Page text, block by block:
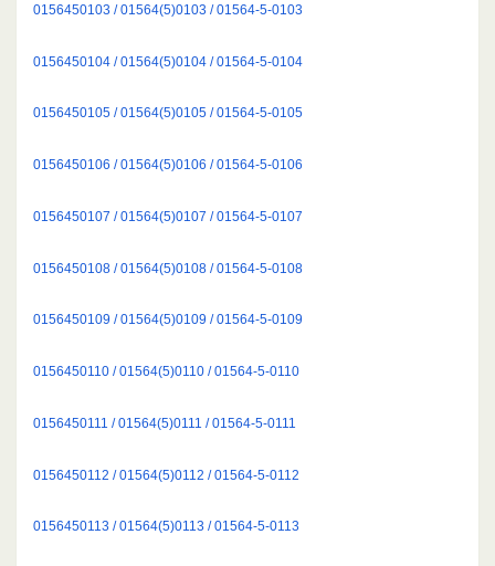
0156450103 / 01564(5)0103 / 01564-5-0103
0156450104 / 01564(5)0104 / 01564-5-0104
0156450105 / 01564(5)0105 / 01564-5-0105
0156450106 / 01564(5)0106 / 01564-5-0106
0156450107 / 01564(5)0107 / 01564-5-0107
0156450108 / 01564(5)0108 / 01564-5-0108
0156450109 / 01564(5)0109 / 01564-5-0109
0156450110 / 01564(5)0110 / 01564-5-0110
0156450111 / 01564(5)0111 / 01564-5-0111
0156450112 / 01564(5)0112 / 01564-5-0112
0156450113 / 01564(5)0113 / 01564-5-0113